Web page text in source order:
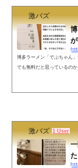
激バズ
博多ラーメン「でぶちゃん
でも無料だと思っているの
激バズ 1 User